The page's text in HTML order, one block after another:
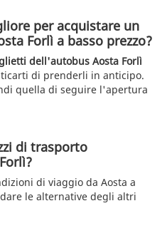
per acquistare un
Forlì a basso prezzo?
dell'autobus Aosta Forlì
di prenderli in anticipo.
quella di seguire l'apertura
di trasporto
di viaggio da Aosta a
le alternative degli altri